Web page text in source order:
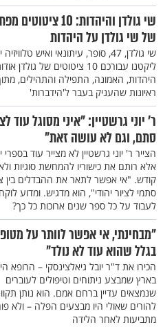
שי גולדן והיהדות: 10
של שי גולדן על היהדות
שי גולדן, 47, סופר, עיתונאי ואיש
ליקטנו עבורכם 10 ציטוטים של גולדן
היהדות, האמונה, התפילה והתהילים,
ראיונות שהעניק בעבר ל'הידברות'
ר’ יוני גרשטיין: "איני מסוגל עוד
סתם, וגם לא עושה זאת"
הצייר ר' יוני גרשטיין לא מצייר עוד בספרי
אלא רותם את כישוריו להמחשת סוגיות
קודש. "אי אפשר לתאר את ההבדלים בין
סתמי לציור יהודי", הוא מדגיש. ומדוע
לעבוד על כל ספר שנים ארוכות כל כך?
"מבחינתי, אי אפשר לוותר על
בגלל שהוא עוד לא נולד"
הכירו את ד"ר יובל גיאלצינסקי – הרופא
בארץ שמבצע ניתוחים וטיפולים לעוברים
שנמצאים עדיין ברחם אמם. הוא נותן
להורים שאולי היו מבצעים הפלה – ולא
מתביעות לאחר הלידה